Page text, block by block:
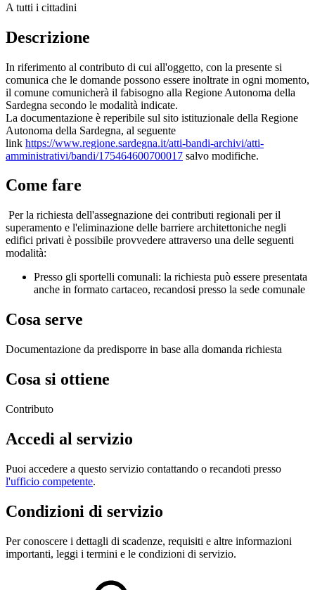
A tutti i cittadini
Descrizione
In riferimento al contributo di cui all'oggetto, con la presente si
comunica che le domande possono essere inoltrate in ogni momento,
il comune comunicherà il fabisogno alla Regione Autonoma della
Sardegna secondo le modalità indicate.
La documentazione è reperibile sul sito istituzionale della Regione
Autonoma della Sardegna, al seguente
link https://www.regione.sardegna.it/atti-bandi-archivi/atti-
amministrativi/bandi/175464600700017 salvo modifiche.
Come fare
Per la richiesta dell'assegnazione dei contributi regionali per il
superamento e l'eliminazione delle barriere architettoniche negli
edifici privati è possibile provvedere attraverso una delle seguenti
modalità:
Presso gli sportelli comunali: la richiesta può essere presentata
anche in formato cartaceo, recandosi presso la sede comunale
Cosa serve
Documentazione da predisporre in base alla domanda richiesta
Cosa si ottiene
Contributo
Accedi al servizio
Puoi accedere a questo servizio contattando o recandoti presso
l'ufficio competente.
Condizioni di servizio
Per conoscere i dettagli di scadenze, requisiti e altre informazioni
importanti, leggi i termini e le condizioni di servizio.